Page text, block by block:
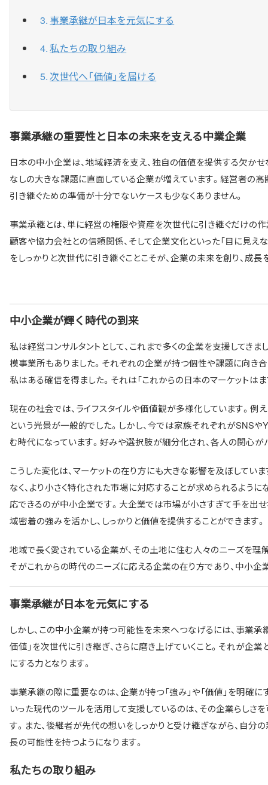
事業承継が日本を元気にする
私たちの取り組み
次世代へ「価値」を届ける
事業承継の重要性と日本の未来を支える中業企業
日本の中小企業は、地域経済を支え、独自の価値を提供する欠かせ
なしの大きな課題に直面している企業が増えています。経営者の
引き継ぐための準備が十分でないケースも少なくありません。
事業承継とは、単に経営の権限や資産を次世代に引き継ぐだけの
顧客や協力会社との信頼関係、そして企業文化といった「目に見え
をしっかりと次世代に引き継ぐことこそが、企業の未来を創り、成
中小企業が輝く時代の到来
私は経営コンサルタントとして、これまで多くの企業を支援してき
模事業所もありました。それぞれの企業が持つ個性や課題に向き
私はある確信を得ました。それは「これからの日本のマーケットはま
現在の社会では、ライフスタイルや価値観が多様化しています。
という光景が一般的でした。しかし、今では家族それぞれがSNS
む時代になっています。好みや選択肢が細分化され、各人の関心が
こうした変化は、マーケットの在り方にも大きな影響を及ぼして
なく、より小さく特化された市場に対応することが求められるように
応できるのが中小企業です。大企業では市場が小さすぎて手を出
域密着の強みを活かし、しっかりと価値を提供することができます。
地域で長く愛されている企業が、その土地に住む人々のニーズを理
そがこれからの時代のニーズに応える企業の在り方であり、中小
事業承継が日本を元気にする
しかし、この中小企業が持つ可能性を未来へつなげるには、事業
価値」を次世代に引き継ぎ、さらに磨き上げていくこと。それが企
にする力となります。
事業承継の際に重要なのは、企業が持つ「強み」や「価値」を明確
いった現代のツールを活用して支援しているのは、その企業らしさ
す。また、後継者が先代の想いをしっかりと受け継ぎながら、自分
長の可能性を持つようになります。
私たちの取り組み